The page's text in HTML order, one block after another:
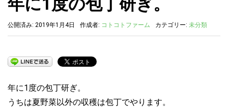
公開済み: 2019年1月4日 作成者: コトコトファーム カテゴリー: 未分類
年に1度の包丁研ぎ。
うちは夏野菜以外の収穫は包丁でやります。